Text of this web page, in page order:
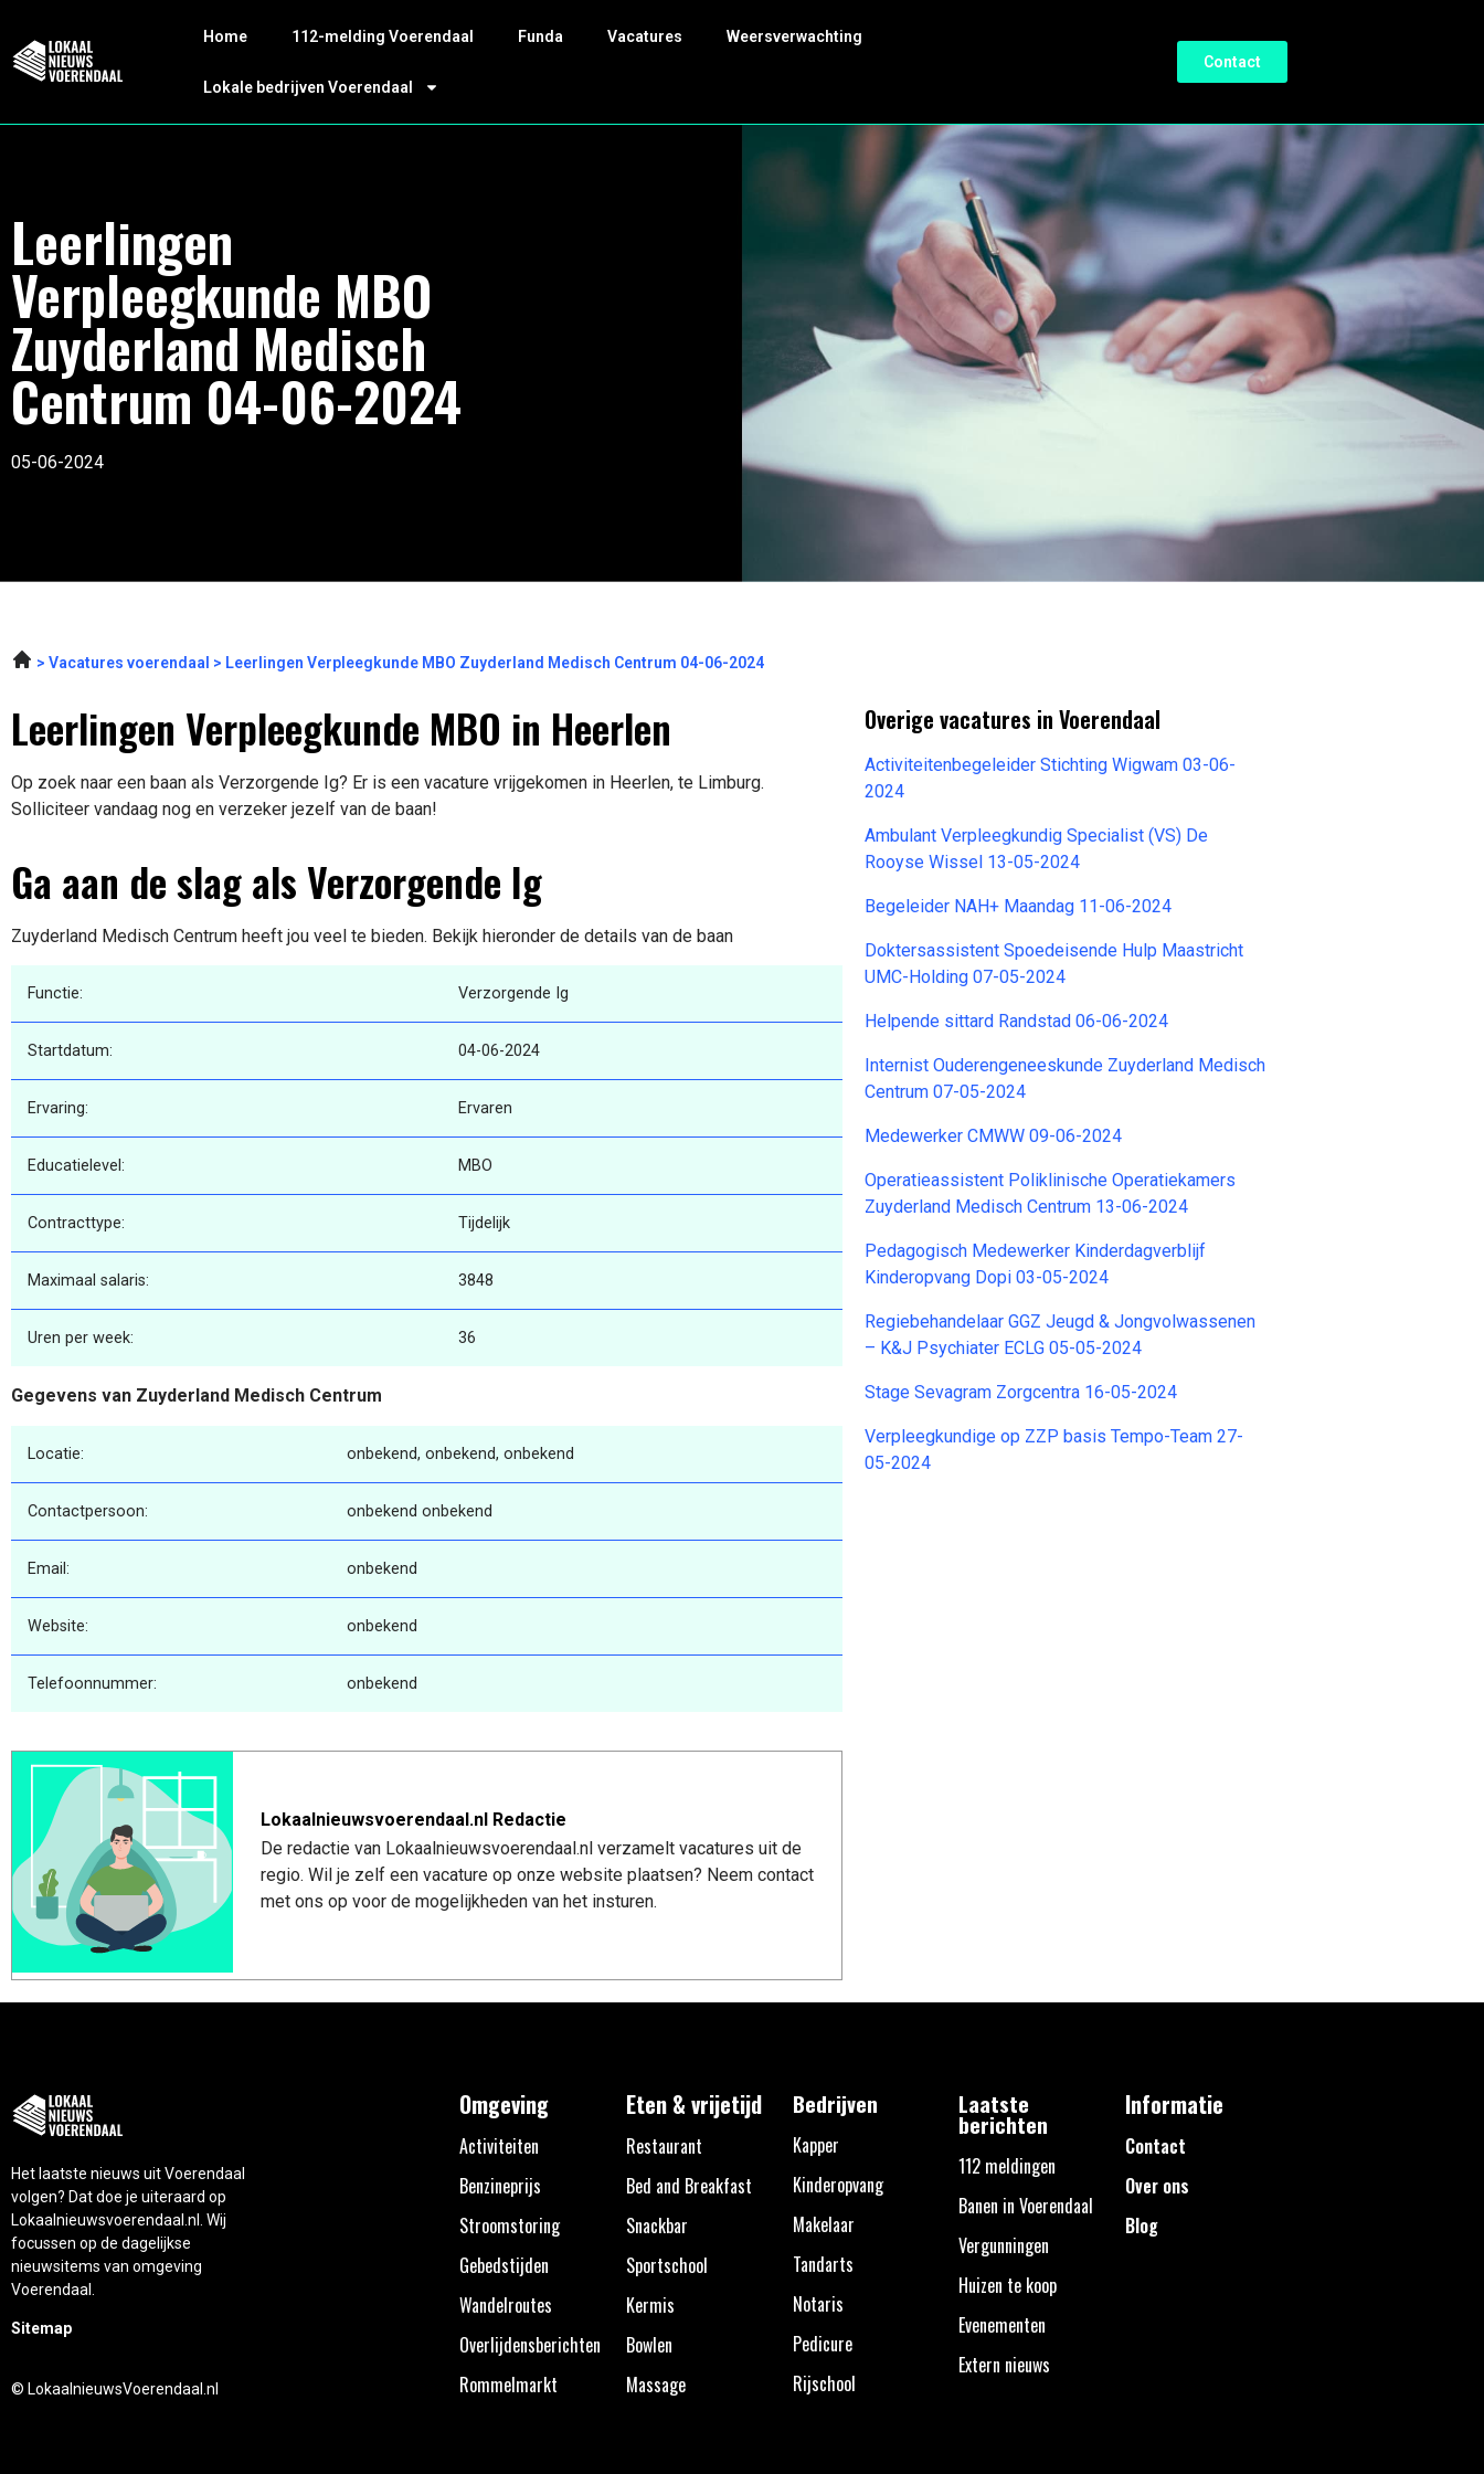
Home 112-melding Voerendaal Funda Vacatures Weersverwachting
Lokale bedrijven Voerendaal
Contact
Leerlingen
Verpleegkunde MBO
Zuyderland Medisch
Centrum 04-06-2024
05-06-2024
Vacatures voerendaal Leerlingen Verpleegkunde MBO Zuyderland Medisch Centrum 04-06-2024
Leerlingen Verpleegkunde MBO in Heerlen
Op zoek naar een baan als Verzorgende Ig? Er is een vacature vrijgekomen in Heerlen, te Limburg.
Solliciteer vandaag nog en verzeker jezelf van de baan!
Ga aan de slag als Verzorgende Ig
Zuyderland Medisch Centrum heeft jou veel te bieden. Bekijk hieronder de details van de baan
Functie: Verzorgende Ig
Startdatum: 04-06-2024
Ervaring: Ervaren
Educatielevel: MBO
Contracttype: Tijdelijk
Maximaal salaris: 3848
Uren per week: 36
Gegevens van Zuyderland Medisch Centrum
Locatie: onbekend, onbekend, onbekend
Contactpersoon: onbekend onbekend
Email: onbekend
Website: onbekend
Telefoonnummer: onbekend
Lokaalnieuwsvoerendaal.nl Redactie
De redactie van Lokaalnieuwsvoerendaal.nl verzamelt vacatures uit de
regio. Wil je zelf een vacature op onze website plaatsen? Neem contact
met ons op voor de mogelijkheden van het insturen.
Overige vacatures in Voerendaal
Activiteitenbegeleider Stichting Wigwam 03-06-
2024
Ambulant Verpleegkundig Specialist (VS) De
Rooyse Wissel 13-05-2024
Begeleider NAH+ Maandag 11-06-2024
Doktersassistent Spoedeisende Hulp Maastricht
UMC-Holding 07-05-2024
Helpende sittard Randstad 06-06-2024
Internist Ouderengeneeskunde Zuyderland Medisch
Centrum 07-05-2024
Medewerker CMWW 09-06-2024
Operatieassistent Poliklinische Operatiekamers
Zuyderland Medisch Centrum 13-06-2024
Pedagogisch Medewerker Kinderdagverblijf
Kinderopvang Dopi 03-05-2024
Regiebehandelaar GGZ Jeugd & Jongvolwassenen
– K&J Psychiater ECLG 05-05-2024
Stage Sevagram Zorgcentra 16-05-2024
Verpleegkundige op ZZP basis Tempo-Team 27-
05-2024
Het laatste nieuws uit Voerendaal
volgen? Dat doe je uiteraard op
Lokaalnieuwsvoerendaal.nl. Wij
focussen op de dagelijkse
nieuwsitems van omgeving
Voerendaal.
Sitemap
© LokaalnieuwsVoerendaal.nl
Omgeving
Activiteiten
Benzineprijs
Stroomstoring
Gebedstijden
Wandelroutes
Overlijdensberichten
Rommelmarkt
Eten & vrijetijd
Restaurant
Bed and Breakfast
Snackbar
Sportschool
Kermis
Bowlen
Massage
Bedrijven
Kapper
Kinderopvang
Makelaar
Tandarts
Notaris
Pedicure
Rijschool
Laatste
berichten
112 meldingen
Banen in Voerendaal
Vergunningen
Huizen te koop
Evenementen
Extern nieuws
Informatie
Contact
Over ons
Blog